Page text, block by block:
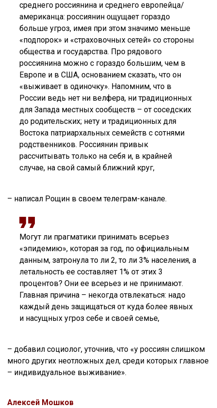
среднего россиянина и среднего европейца/
американца: россиянин ощущает гораздо
больше угроз, имея при этом значимо меньше
«подпорок» и «страховочных сетей» со стороны
общества и государства. Про рядового
россиянина можно с гораздо большим, чем в
Европе и в США, основанием сказать, что он
«выживает в одиночку». Напомним, что в
России ведь нет ни велфера, ни традиционных
для Запада местных сообществ – от соседских
до родительских; нету и традиционных для
Востока патриархальных семейств с сотнями
родственников. Россиянин привык
рассчитывать только на себя и, в крайней
случае, на свой самый ближний круг,
– написал Рощин в своем телеграм-канале.
Могут ли прагматики принимать всерьез
«эпидемию», которая за год, по официальным
данным, затронула то ли 2, то ли 3% населения, а
летальность ее составляет 1% от этих 3
процентов? Они ее всерьез и не принимают.
Главная причина – некогда отвлекаться: надо
каждый день защищаться от куда более явных
и насущных угроз себе и своей семье,
– добавил социолог, уточнив, что «у россиян слишком
много других неотложных дел, среди которых главное
– индивидуальное выживание».
Алексей Мошков